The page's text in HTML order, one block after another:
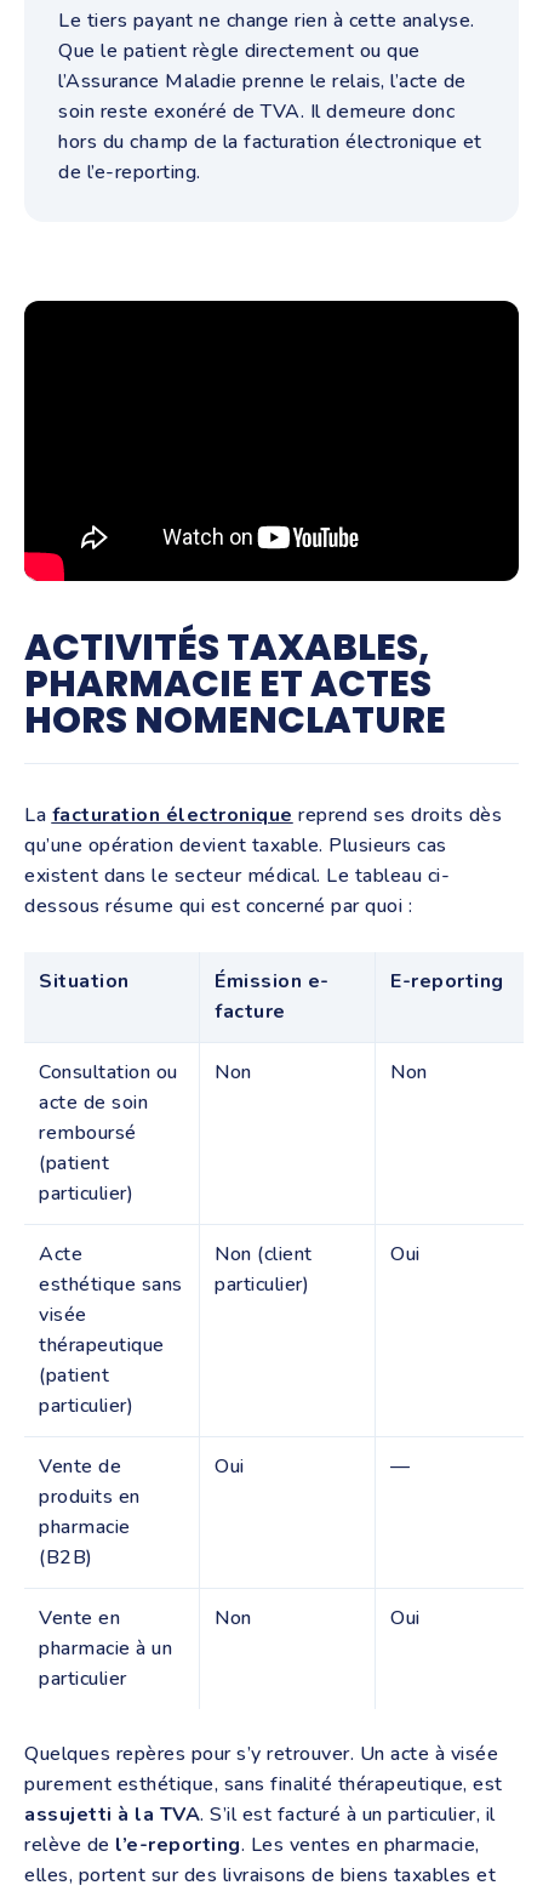
Le tiers payant ne change rien à cette analyse.
Que le patient règle directement ou que
l’Assurance Maladie prenne le relais, l’acte de
soin reste exonéré de TVA. Il demeure donc
hors du champ de la facturation électronique et
de l’e-reporting.
ACTIVITÉS TAXABLES,
PHARMACIE ET ACTES
HORS NOMENCLATURE
La facturation électronique reprend ses droits dès
qu’une opération devient taxable. Plusieurs cas
existent dans le secteur médical. Le tableau ci-
dessous résume qui est concerné par quoi :
Situation
Émission e-
facture
E-reporting
Consultation ou
acte de soin
remboursé
(patient
particulier)
Non Non
Acte
esthétique sans
visée
thérapeutique
(patient
particulier)
Non (client
particulier)
Oui
Vente de
produits en
pharmacie
(B2B)
Oui —
Vente en
pharmacie à un
particulier
Non Oui
Quelques repères pour s’y retrouver. Un acte à visée
purement esthétique, sans finalité thérapeutique, est
assujetti à la TVA. S’il est facturé à un particulier, il
relève de l’e-reporting. Les ventes en pharmacie,
elles, portent sur des livraisons de biens taxables et